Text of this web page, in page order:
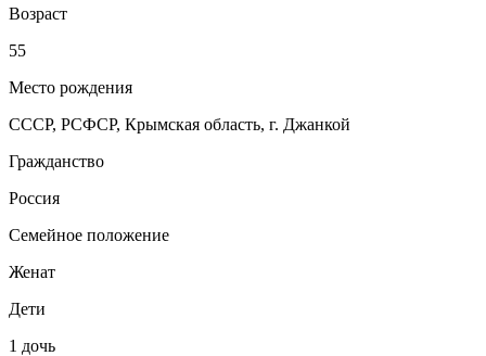
Возраст
55
Место рождения
СССР, РСФСР, Крымская область, г. Джанкой
Гражданство
Россия
Семейное положение
Женат
Дети
1 дочь